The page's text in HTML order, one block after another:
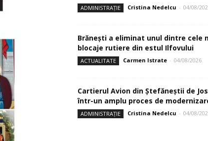
ADMINISTRAȚIE Cristina Nedelcu - 04/08/
Brănești a eliminat unul dintre cele
blocaje rutiere din estul Ilfovului
ACTUALITATE Carmen Istrate - 04/08/2026
Cartierul Avion din Ştefăneştii de
într-un amplu proces de
ADMINISTRAȚIE Cristina Nedelcu - 04/08/